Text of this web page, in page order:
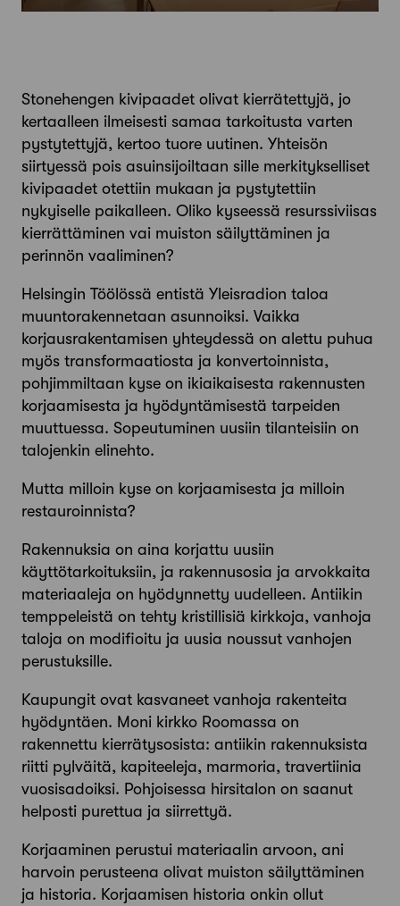
Stonehengen kivipaadet olivat kierrätettyjä, jo
kertaalleen ilmeisesti samaa tarkoitusta varten
pystytettyjä, kertoo tuore uutinen. Yhteisön
siirtyessä pois asuinsijoiltaan sille merkitykselliset
kivipaadet otettiin mukaan ja pystytettiin
nykyiselle paikalleen. Oliko kyseessä resurssiviisas
kierrättäminen vai muiston säilyttäminen ja
perinnön vaaliminen?
Helsingin Töölössä entistä Yleisradion taloa
muuntorakennetaan asunnoiksi. Vaikka
korjausrakentamisen yhteydessä on alettu puhua
myös transformaatiosta ja konvertoinnista,
pohjimmiltaan kyse on ikiaikaisesta rakennusten
korjaamisesta ja hyödyntämisestä tarpeiden
muuttuessa. Sopeutuminen uusiin tilanteisiin on
talojenkin elinehto.
Mutta milloin kyse on korjaamisesta ja milloin
restauroinnista?
Rakennuksia on aina korjattu uusiin
käyttötarkoituksiin, ja rakennusosia ja arvokkaita
materiaaleja on hyödynnetty uudelleen. Antiikin
temppeleistä on tehty kristillisiä kirkkoja, vanhoja
taloja on modifioitu ja uusia noussut vanhojen
perustuksille.
Kaupungit ovat kasvaneet vanhoja rakenteita
hyödyntäen. Moni kirkko Roomassa on
rakennettu kierrätysosista: antiikin rakennuksista
riitti pylväitä, kapiteeleja, marmoria, travertiinia
vuosisadoiksi. Pohjoisessa hirsitalon on saanut
helposti purettua ja siirrettyä.
Korjaaminen perustui materiaalin arvoon, ani
harvoin perusteena olivat muiston säilyttäminen
ja historia. Korjaamisen historia onkin ollut